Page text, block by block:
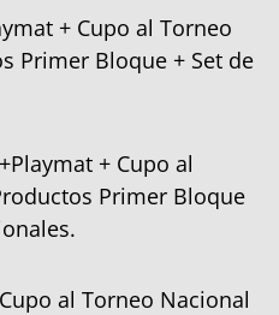
+ Cupo al Torneo
Primer Bloque + Set de
+ Cupo al
Primer Bloque
al Torneo Nacional